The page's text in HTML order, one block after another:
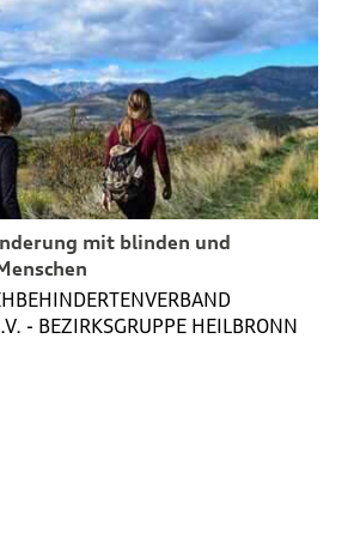
mit blinden und
- BEZIRKSGRUPPE HEILBRONN